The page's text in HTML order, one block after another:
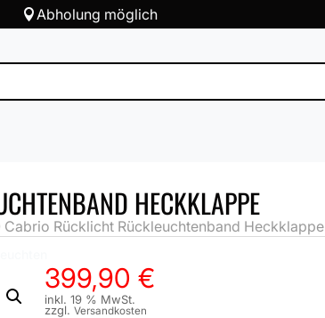
Abholung möglich
HECKKLAPPE
Rücklicht Rückleuchtenband Heckklappe
399,90 €
inkl. 19 % MwSt.
zzgl. Versandkosten